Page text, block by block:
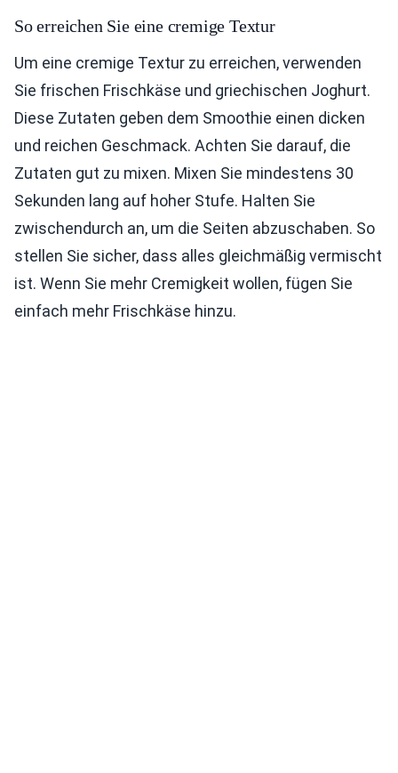
So erreichen Sie eine cremige Textur
Um eine cremige Textur zu erreichen, verwenden
Sie frischen Frischkäse und griechischen Joghurt.
Diese Zutaten geben dem Smoothie einen dicken
und reichen Geschmack. Achten Sie darauf, die
Zutaten gut zu mixen. Mixen Sie mindestens 30
Sekunden lang auf hoher Stufe. Halten Sie
zwischendurch an, um die Seiten abzuschaben. So
stellen Sie sicher, dass alles gleichmäßig vermischt
ist. Wenn Sie mehr Cremigkeit wollen, fügen Sie
einfach mehr Frischkäse hinzu.